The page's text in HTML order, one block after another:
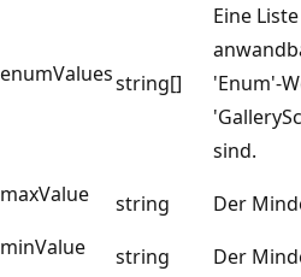
enumValuesstring[]
Eine
'Enum'-
sind.
maxValue
string
Der
minValue
string Der